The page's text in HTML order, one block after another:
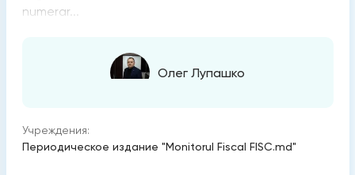
numerar...
Олег Лупашко
Учреждения:
Периодическое издание "Monitorul Fiscal FISC.md"